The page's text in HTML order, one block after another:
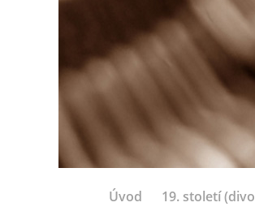
Úvod 19. století